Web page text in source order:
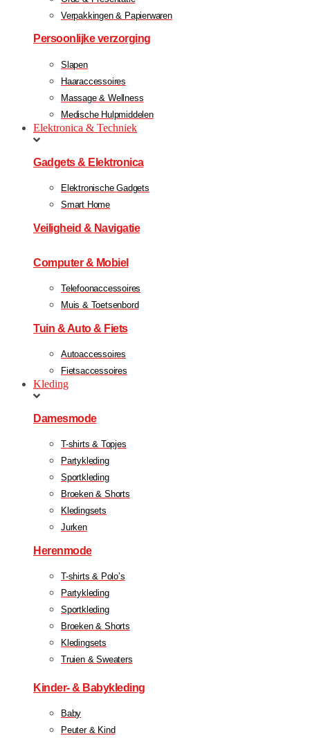
Verpakkingen & Papierwaren
Persoonlijke verzorging
Slapen
Haaraccessoires
Massage & Wellness
Medische Hulpmiddelen
Elektronica & Techniek
Gadgets & Elektronica
Elektronische Gadgets
Smart Home
Veiligheid & Navigatie
Computer & Mobiel
Telefoonaccessoires
Muis & Toetsenbord
Tuin & Auto & Fiets
Autoaccessoires
Fietsaccessoires
Kleding
Damesmode
T-shirts & Topjes
Partykleding
Sportkleding
Broeken & Shorts
Kledingsets
Jurken
Herenmode
T-shirts & Polo’s
Partykleding
Sportkleding
Broeken & Shorts
Kledingsets
Truien & Sweaters
Kinder- & Babykleding
Baby
Peuter & Kind